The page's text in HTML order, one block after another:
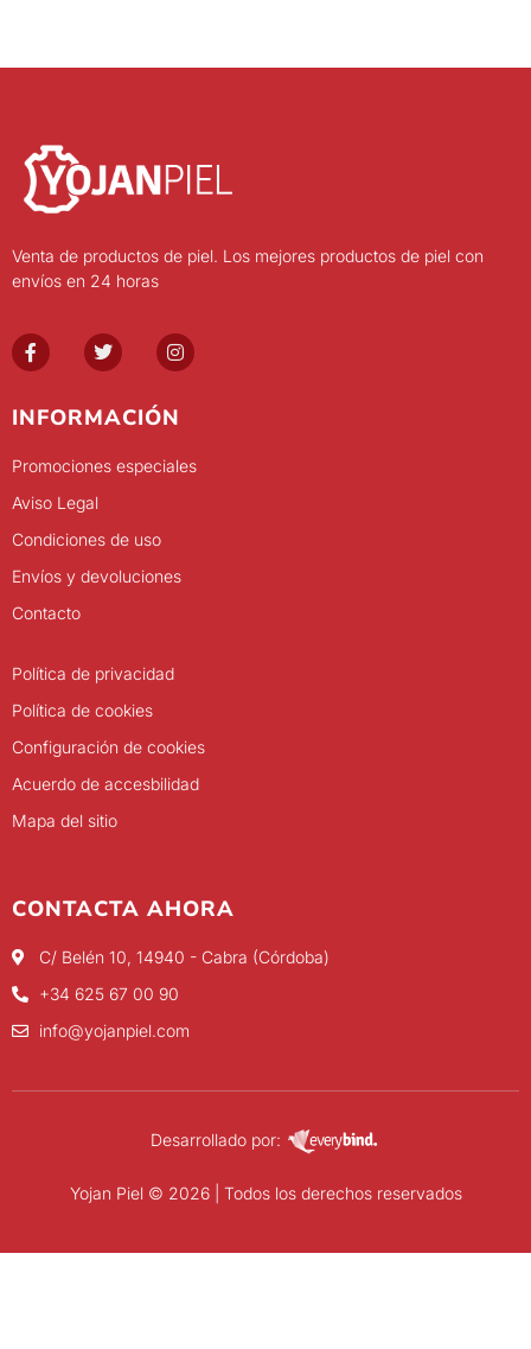
Venta de productos de piel. Los mejores productos de piel con
envíos en 24 horas
INFORMACIÓN
Promociones especiales
Aviso Legal
Condiciones de uso
Envíos y devoluciones
Contacto
Política de privacidad
Política de cookies
Configuración de cookies
Acuerdo de accesbilidad
Mapa del sitio
CONTACTA AHORA
C/ Belén 10, 14940 - Cabra (Córdoba)
+34 625 67 00 90
info@yojanpiel.com
Desarrollado por:
Yojan Piel © 2026 | Todos los derechos reservados